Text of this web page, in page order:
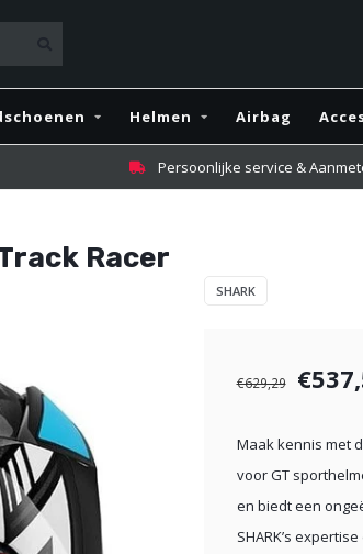
Helmen Airbag
Persoonlijke service &
Racer
SHARK
€629,29
Maak kennis met
voor GT
en biedt een
SHARK’s